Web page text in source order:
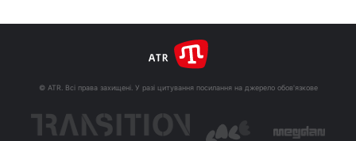
© ATR. Всі права захищені. У разі цитування посилання на джерело обов'язкове